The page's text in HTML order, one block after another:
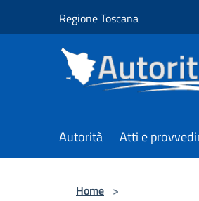
Regione Toscana
Autorità Atti e
Home >